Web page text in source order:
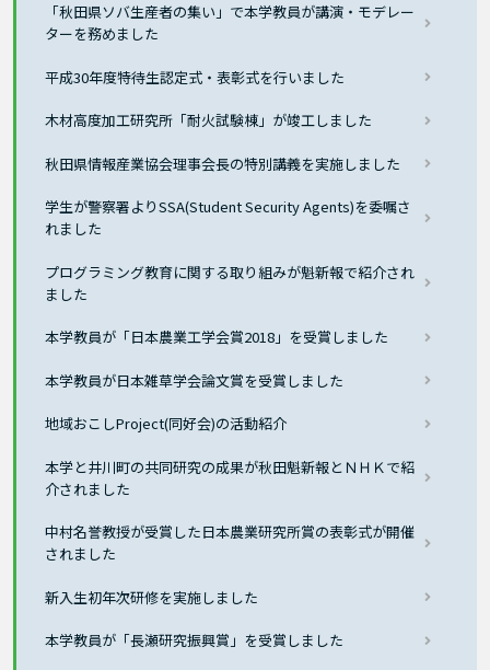
「秋田県ソバ生産者の集い」で本学教員が講演・モデレー
ターを務めました
平成30年度特待生認定式・表彰式を行いました
木材高度加工研究所「耐火試験棟」が竣工しました
秋田県情報産業協会理事会長の特別講義を実施しました
学生が警察署よりSSA(Student Security Agents)を委嘱さ
れました
プログラミング教育に関する取り組みが魁新報で紹介され
ました
本学教員が「日本農業工学会賞2018」を受賞しました
本学教員が日本雑草学会論文賞を受賞しました
地域おこしProject(同好会)の活動紹介
本学と井川町の共同研究の成果が秋田魁新報とＮＨＫで紹
介されました
中村名誉教授が受賞した日本農業研究所賞の表彰式が開催
されました
新入生初年次研修を実施しました
本学教員が「長瀬研究振興賞」を受賞しました